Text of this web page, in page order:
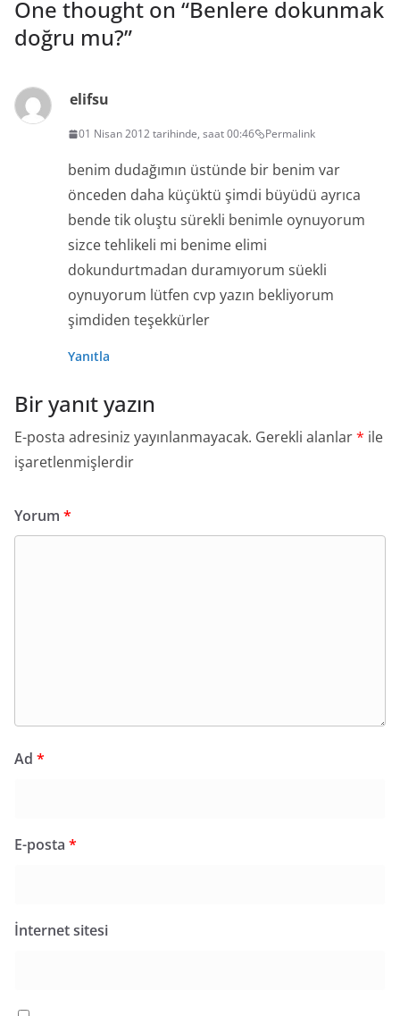
One thought on “Benlere dokunmak
doğru mu?”
elifsu
01 Nisan 2012 tarihinde, saat 00:46 Permalink
benim dudağımın üstünde bir benim var
önceden daha küçüktü şimdi büyüdü ayrıca
bende tik oluştu sürekli benimle oynuyorum
sizce tehlikeli mi benime elimi
dokundurtmadan duramıyorum süekli
oynuyorum lütfen cvp yazın bekliyorum
şimdiden teşekkürler
Yanıtla
Bir yanıt yazın
E-posta adresiniz yayınlanmayacak. Gerekli alanlar* ile
işaretlenmişlerdir
Yorum *
Ad *
E-posta *
İnternet sitesi